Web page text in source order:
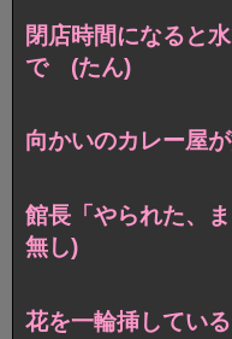
閉店時間になると
で (たん)
向かいのカレー屋
館長「やられた、
無し)
花を一輪挿してい